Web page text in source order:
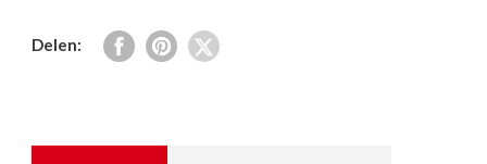
Delen: